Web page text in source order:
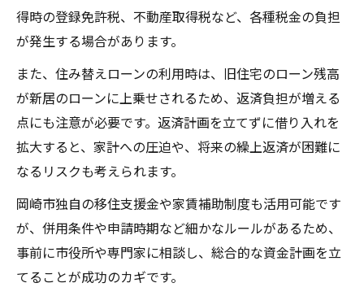
得時の登録免許税、不動産取得税など、各種税金の負担
が発生する場合があります。
また、住み替えローンの利用時は、旧住宅のローン残高
が新居のローンに上乗せされるため、返済負担が増える
点にも注意が必要です。返済計画を立てずに借り入れを
拡大すると、家計への圧迫や、将来の繰上返済が困難に
なるリスクも考えられます。
岡崎市独自の移住支援金や家賃補助制度も活用可能です
が、併用条件や申請時期など細かなルールがあるため、
事前に市役所や専門家に相談し、総合的な資金計画を立
てることが成功のカギです。